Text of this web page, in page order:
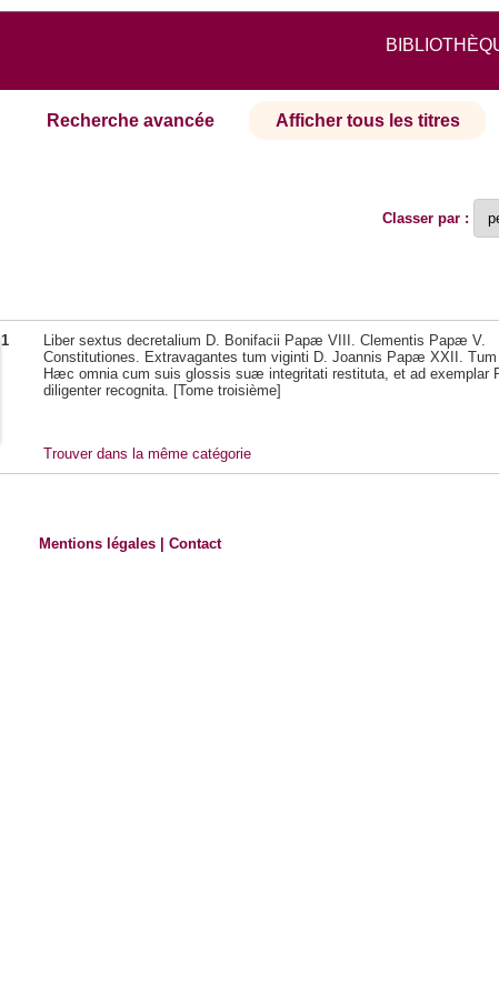
Recherche avancée Afficher tous les titres
Classer par :
1
Liber sextus decretalium D. Bonifacii Papæ VIII. Clementis Papæ V.
Constitutiones. Extravagantes tum viginti D. Joannis Papæ XXII.
Hæc omnia cum suis glossis suæ integritati restituta, et ad exemplar
diligenter recognita. [Tome troisième]
Trouver dans la même catégorie
Mentions légales |Contact